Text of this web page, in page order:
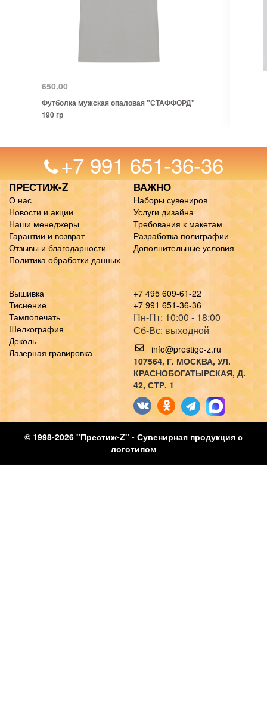
650.00
Футболка мужская опаловая "СТАФФОРД"
190 гр
+7 991 651-36-36
ПРЕСТИЖ-Z
О нас
Новости и акции
Наши менеджеры
Гарантии и возврат
Отзывы и благодарности
Политика обработки данных
ВАЖНО
Наборы сувениров
Услуги дизайна
Требования к макетам
Разработка полиграфии
Дополнительные условия
Вышивка
Тиснение
Тампопечать
Шелкография
Деколь
Лазерная гравировка
+7 495 609-61-22
+7 991 651-36-36
Пн-Пт: 10:00 - 18:00
Сб-Вс: выходной
info@prestige-z.ru
107564, Г. МОСКВА, УЛ.
КРАСНОБОГАТЫРСКАЯ, Д.
42, СТР. 1
© 1998-2026 "Престиж-Z" - Сувенирная продукция с
логотипом